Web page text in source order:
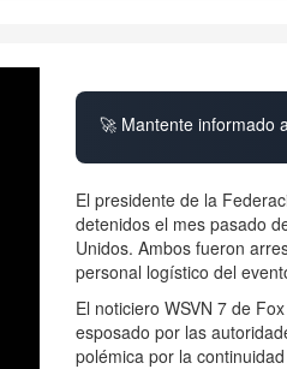
🚀 Mantente informado
El presidente de la
detenidos el mes pasado
Unidos. Ambos fueron
personal logístico del
El noticiero WSVN 7 de
esposado por las
polémica por la